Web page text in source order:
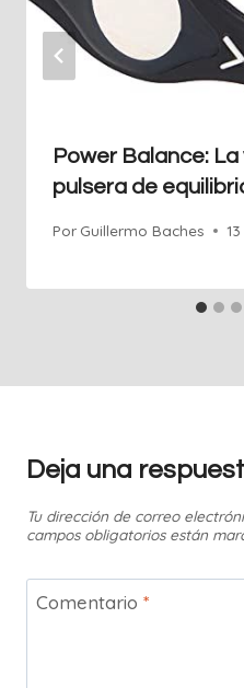
Power Balance:
pulsera de
Por Guillermo Baches
Deja una
Tu dirección de correo
campos obligatorios están
Comentario *